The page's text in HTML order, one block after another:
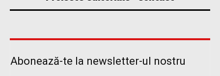
Abonează-te la newsletter-ul nostru